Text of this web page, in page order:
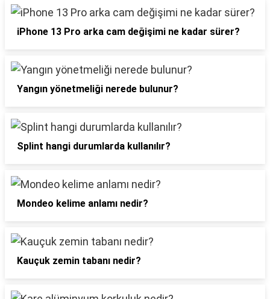
iPhone 13 Pro arka cam değişimi ne kadar sürer?
Yangın yönetmeliği nerede bulunur?
Splint hangi durumlarda kullanılır?
Mondeo kelime anlamı nedir?
Kauçuk zemin tabanı nedir?